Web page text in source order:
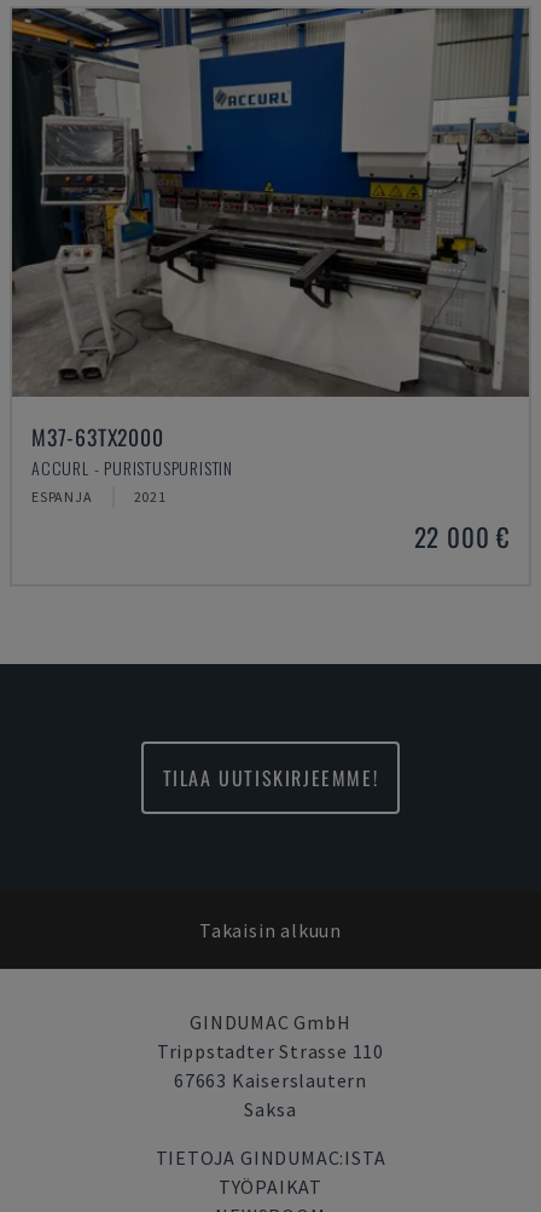
M37-63TX2000
ACCURL - PURISTUSPURISTIN
ESPANJA 2021
22 000 €
TILAA UUTISKIRJEEMME!
Takaisin alkuun
GINDUMAC GmbH
Trippstadter Strasse 110
67663 Kaiserslautern
Saksa
TIETOJA GINDUMAC:ISTA
TYÖPAIKAT